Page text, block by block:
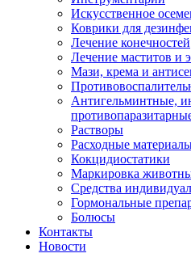
Искусственное
Коврики для
Лечение конечностей
Лечение маститов и
Мази, крема и
Антигельминтные,
Растворы
Расходные
Кокцидиостатики
Маркировка
Средства
Гормональные
Болюсы
Контакты
Новости